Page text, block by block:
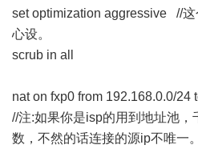
set optimization aggressive //
心设。
scrub in all
nat on fxp0 from 192.168.0.0/24
//注:如果你是isp的用到地址池，
数，不然的话连接的源ip不唯一。